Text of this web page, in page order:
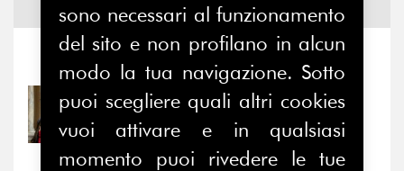
Notizie edEventi
Notizie
31/07/2026
Prima della pausa estiva,
il valore di...
sono necessari al funzionamento
del sito e non profilano in alcun
modo la tua navigazione. Sotto
puoi scegliere quali altri cookies
vuoi attivare e in qualsiasi
momento puoi rivedere le tue